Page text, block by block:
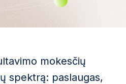
mokesčių
spektrą: paslaugas,